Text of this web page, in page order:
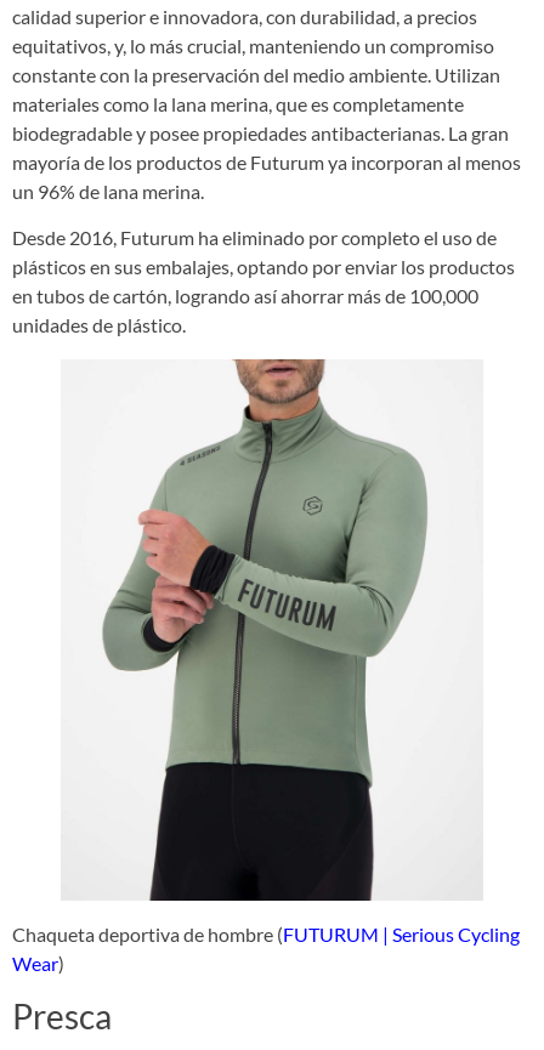
calidad superior e innovadora, con durabilidad, a precios
equitativos, y, lo más crucial, manteniendo un compromiso
constante con la preservación del medio ambiente. Utilizan
materiales como la lana merina, que es completamente
biodegradable y posee propiedades antibacterianas. La gran
mayoría de los productos de Futurum ya incorporan al menos
un 96% de lana merina.
Desde 2016, Futurum ha eliminado por completo el uso de
plásticos en sus embalajes, optando por enviar los productos
en tubos de cartón, logrando así ahorrar más de 100,000
unidades de plástico.
Chaqueta deportiva de hombre (FUTURUM | Serious Cycling
Wear)
Presca